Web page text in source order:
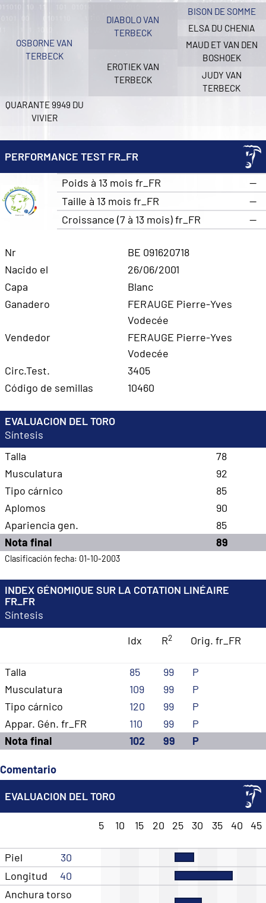
OSBORNE VAN
TERBECK
DIABOLO VAN
TERBECK
EROTIEK VAN
TERBECK
BISON DE SOMME
ELSA DU CHENIA
MAUD ET VAN DEN
BOSHOEK
JUDY VAN
TERBECK
QUARANTE 9949 DU
VIVIER
PERFORMANCE TEST FR_FR
Poids à 13 mois fr_FR
—
Taille à 13 mois fr_FR
—
Croissance (7 à 13 mois) fr_FR
—
Nr
BE 091620718
Nacido el
26/06/2001
Capa
Blanc
Ganadero
FERAUGE Pierre-Yves
Vodecée
Vendedor
FERAUGE Pierre-Yves
Vodecée
Circ.Test.
3405
Código de semillas
10460
EVALUACION DEL TORO
Síntesis
Talla
78
Musculatura
92
Tipo cárnico
85
Aplomos
90
Apariencia gen.
85
Nota final
89
Clasificación fecha: 01-10-2003
INDEX GÉNOMIQUE SUR LA COTATION LINÉAIRE
FR_FR
Síntesis
Idx
R2 Orig. fr_FR
Talla 85 99
P
Musculatura
109 99
P
Tipo cárnico
120 99
P
Appar. Gén. fr_FR
110 99
P
Nota final
102 99 P
Comentario
EVALUACION DEL TORO
5 10 15 20 25 30 35 40 45
Piel
30
Longitud
40
Anchura torso